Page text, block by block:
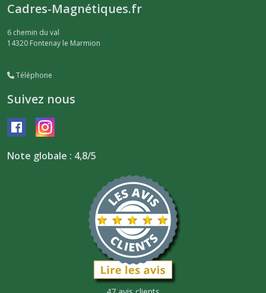
Cadres-Magnétiques.fr
6 chemin du val
14320 Fontenay le Marmion
Téléphone
Suivez nous
Note globale : 4,8/5